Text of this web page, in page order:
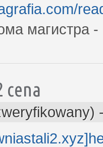
магистра
cena